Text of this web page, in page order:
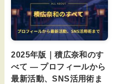
2025年版｜積広奈和のす
べて — プロフィールから
最新活動、SNS活用術ま